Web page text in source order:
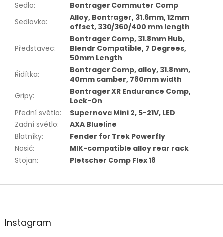
Sedlo:
Bontrager Commuter Comp
Sedlovka:
Alloy, Bontrager, 31.6mm, 12mm
offset, 330/360/400 mm length
Představec:
Bontrager Comp, 31.8mm Hub,
Blendr Compatible, 7 Degrees,
50mm Length
Řidítka:
Bontrager Comp, alloy, 31.8mm,
40mm camber, 780mm width
Gripy:
Bontrager XR Endurance Comp,
Lock-On
Přední světlo:
Supernova Mini 2, 5-21V, LED
Zadní světlo:
AXA Blueline
Blatníky:
Fender for Trek Powerfly
Nosič:
MIK-compatible alloy rear rack
Stojan: Pletscher Comp Flex 18
Z
aInstagram